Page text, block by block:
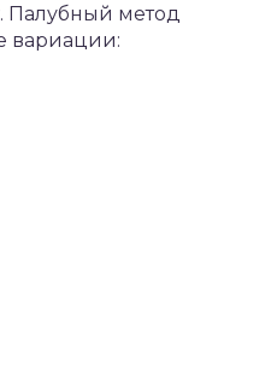
Палубный метод
вариации: